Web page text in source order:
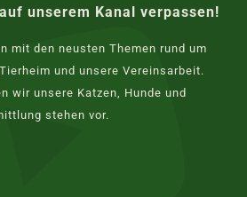
unserem Kanal verpassen!
mit den neusten Themen rund um
und unsere Vereinsarbeit.
wir unsere Katzen, Hunde und
stehen vor.